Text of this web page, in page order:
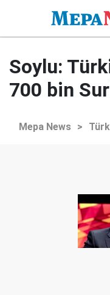
Soylu:
700 bin
Mepa News >